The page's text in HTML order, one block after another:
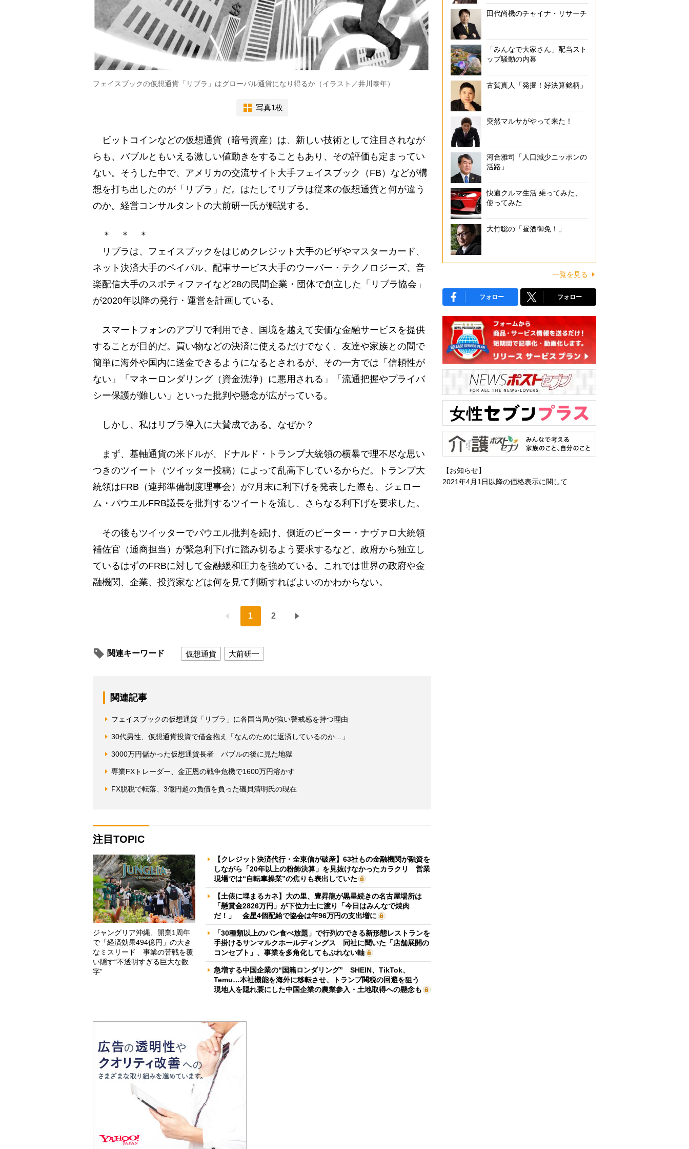
フェイスブックの仮想通貨「リブラ」はグローバル通貨になり得るか（イラスト／井川泰年）
写真1枚
ビットコインなどの仮想通貨（暗号資産）は、新しい技術として注目されなが
らも、バブルともいえる激しい値動きをすることもあり、その評価も定まってい
ない。そうした中で、アメリカの交流サイト大手フェイスブック（FB）などが構
想を打ち出したのが「リブラ」だ。はたしてリブラは従来の仮想通貨と何が違う
のか。経営コンサルタントの大前研一氏が解説する。
＊ ＊ ＊
リブラは、フェイスブックをはじめクレジット大手のビザやマスターカード、
ネット決済大手のペイパル、配車サービス大手のウーバー・テクノロジーズ、音
楽配信大手のスポティファイなど28の民間企業・団体で創立した「リブラ協会」
が2020年以降の発行・運営を計画している。
スマートフォンのアプリで利用でき、国境を越えて安価な金融サービスを提供
することが目的だ。買い物などの決済に使えるだけでなく、友達や家族との間で
簡単に海外や国内に送金できるようになるとされるが、その一方では「信頼性が
ない」「マネーロンダリング（資金洗浄）に悪用される」「流通把握やプライバ
シー保護が難しい」といった批判や懸念が広がっている。
しかし、私はリブラ導入に大賛成である。なぜか？
まず、基軸通貨の米ドルが、ドナルド・トランプ大統領の横暴で理不尽な思い
つきのツイート（ツイッター投稿）によって乱高下しているからだ。トランプ大
統領はFRB（連邦準備制度理事会）が7月末に利下げを発表した際も、ジェロー
ム・パウエルFRB議長を批判するツイートを流し、さらなる利下げを要求した。
その後もツイッターでパウエル批判を続け、側近のピーター・ナヴァロ大統領
補佐官（通商担当）が緊急利下げに踏み切るよう要求するなど、政府から独立し
ているはずのFRBに対して金融緩和圧力を強めている。これでは世界の政府や金
融機関、企業、投資家などは何を見て判断すればよいのかわからない。
1 2
関連キーワード 仮想通貨 大前研一
関連記事
フェイスブックの仮想通貨「リブラ」に各国当局が強い警戒感を持つ理由
30代男性、仮想通貨投資で借金抱え「なんのために返済しているのか…」
3000万円儲かった仮想通貨長者 バブルの後に見た地獄
専業FXトレーダー、金正恩の戦争危機で1600万円溶かす
FX脱税で転落、3億円超の負債を負った磯貝清明氏の現在
注目TOPIC
ジャングリア沖縄、開業1周年
で「経済効果494億円」の大き
なミスリード 事業の苦戦を覆
い隠す“不透明すぎる巨大な数
字”
【クレジット決済代行・全東信が破産】63社もの金融機関が融資を
しながら「20年以上の粉飾決算」を見抜けなかったカラクリ 営業
現場では“自転車操業”の焦りも表出していた
【土俵に埋まるカネ】大の里、豊昇龍が黒星続きの名古屋場所は
「懸賞金2826万円」が下位力士に渡り「今日はみんなで焼肉
だ！」 金星4個配給で協会は年96万円の支出増に
「30種類以上のパン食べ放題」で行列のできる新形態レストランを
手掛けるサンマルクホールディングス 同社に聞いた「店舗展開の
コンセプト」、事業を多角化してもぶれない軸
急増する中国企業の“国籍ロンダリング” SHEIN、TikTok、
Temu…本社機能を海外に移転させ、トランプ関税の回避を狙う
現地人を隠れ蓑にした中国企業の農業参入・土地取得への懸念も
田代尚機のチャイナ・リサーチ
「みんなで大家さん」配当スト
ップ騒動の内幕
古賀真人「発掘！好決算銘柄」
突然マルサがやって来た！
河合雅司「人口減少ニッポンの
活路」
快適クルマ生活 乗ってみた、
使ってみた
大竹聡の「昼酒御免！」
一覧を見る
フォロー フォロー
【お知らせ】
2021年4月1日以降の価格表示に関して